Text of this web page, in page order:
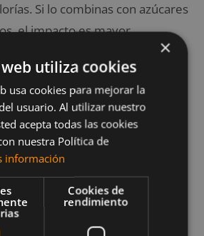
Si lo combinas con azúcares
el impacto es mayor.
dificulta la pérdida de grasa y el
También interfiere con la
esencial para ganar masa
tu cuerpo y tu
de alcohol es una decisión
×
utiliza cookies
usa cookies para mejorar la
usuario. Al utilizar nuestro
acepta todas las cookies
nuestra Política de
información
Cookies de
rendimiento